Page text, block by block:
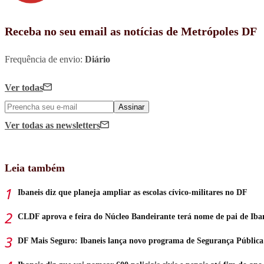
Receba no seu email as notícias de Metrópoles DF
Frequência de envio: Diário
Ver todas
Assinar
Ver todas as newsletters
Leia também
Ibaneis diz que planeja ampliar as escolas cívico-militares no DF
CLDF aprova e feira do Núcleo Bandeirante terá nome de pai de
DF Mais Seguro: Ibaneis lança novo programa de Segurança Pública